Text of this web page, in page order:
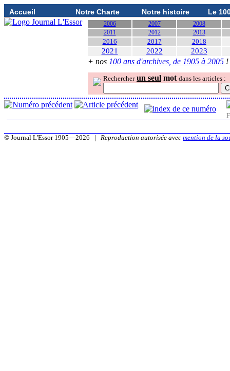
Accueil Notre Charte Notre histoire Le
2006 2007
2008
2011
2012 2013
2016 2017 2018
2021 2022 2023
+ nos 100 ans d'archives, de 1905 à 2005 !
Rechercher un seul mot dans les articles :
© Journal L'Essor 1905—2026 | Reproduction autorisée avec mention de la